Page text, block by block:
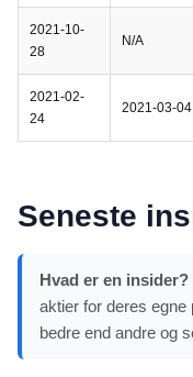
2021-10-
28
N/A
2021-02-
24
2021-03-04
Seneste
Hvad er en insider?
aktier for deres
bedre end andre og